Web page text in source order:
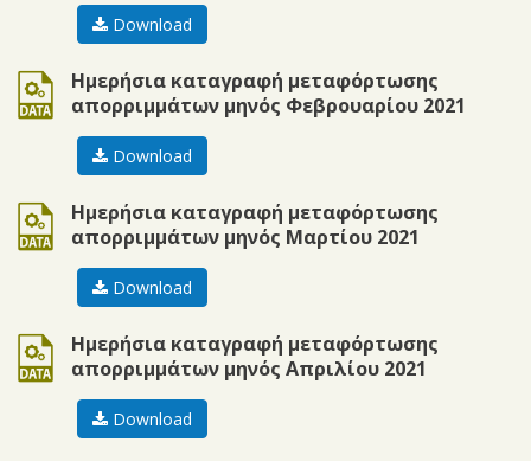
Download
Ημερήσια καταγραφή μεταφόρτωσης
απορριμμάτων μηνός Φεβρουαρίου 2021
ods
Download
Ημερήσια καταγραφή μεταφόρτωσης
απορριμμάτων μηνός Μαρτίου 2021
ods
Download
Ημερήσια καταγραφή μεταφόρτωσης
απορριμμάτων μηνός Απριλίου 2021
ods
Download